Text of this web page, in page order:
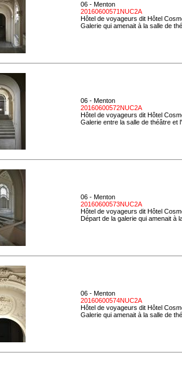
06 - Menton
20160600571NUC2A
Hôtel de voyageurs dit Hôtel
Galerie qui amenait à la salle de
06 - Menton
20160600572NUC2A
Hôtel de voyageurs dit Hôtel
Galerie entre la salle de théâtre et
06 - Menton
20160600573NUC2A
Hôtel de voyageurs dit Hôtel
Départ de la galerie qui amenait à
06 - Menton
20160600574NUC2A
Hôtel de voyageurs dit Hôtel
Galerie qui amenait à la salle de